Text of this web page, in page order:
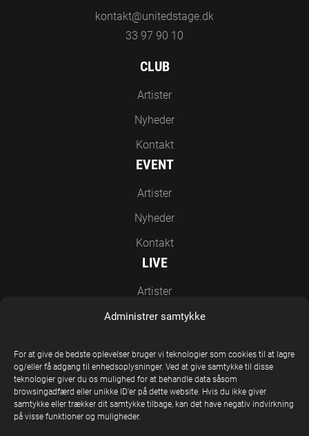
Administrer samtykke
For at give de bedste oplevelser bruger vi teknologier som cookies til at lagre
og/eller få adgang til enhedsoplysninger. Ved at give samtykke til disse
teknologier giver du os mulighed for at behandle data såsom
browsingadfærd eller unikke ID'er på dette website. Hvis du ikke giver
samtykke eller trækker dit samtykke tilbage, kan det have negativ indvirkning
på visse funktioner og muligheder.
kontakt@unitedstage.dk
33 97 90 10
CLUB
Artister
Nyheder
Kontakt
EVENT
Artister
Nyheder
Kontakt
LIVE
Artister
Nyheder
EN DEL AF UNITED STAGE GROUP